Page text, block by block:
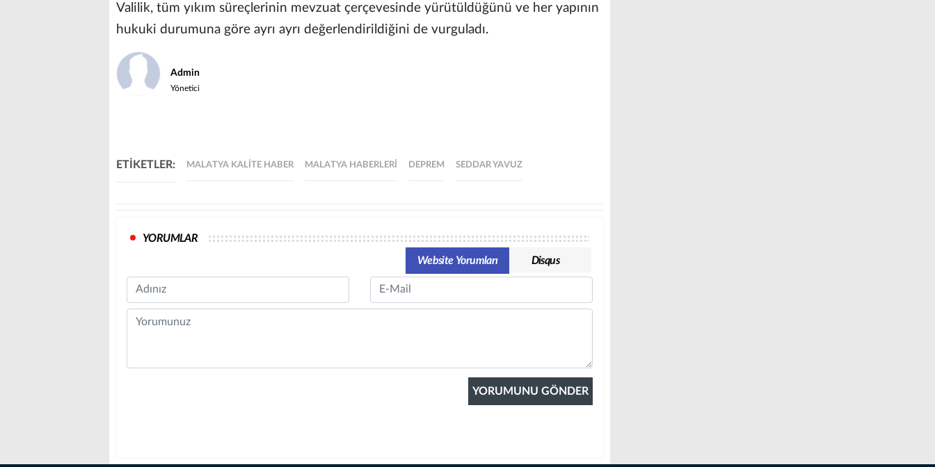
Valilik, tüm yıkım süreçlerinin mevzuat çerçevesinde yürütüldüğünü ve her yapının
hukuki durumuna göre ayrı ayrı değerlendirildiğini de vurguladı.
Admin
Yönetici
ETİKETLER: MALATYA KALITE HABER MALATYA HABERLERI DEPREM SEDDAR YAVUZ
YORUMLAR
Website Yorumları
Disqus
Name Email
Comment